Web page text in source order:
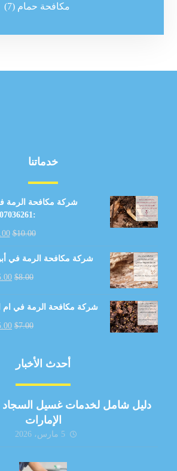
مكافحة حمام (7)
خدماتنا
شركة مكافحة الرمة
:0507036261
$10.00
شركة مكافحة الرمة في أبوظبي
$8.00
شركة مكافحة الرمة في ام القيوين
$7.00
أحدث الأخبار
دليل شامل لخدمات غسيل
الإمارات
5 مارس، 2026